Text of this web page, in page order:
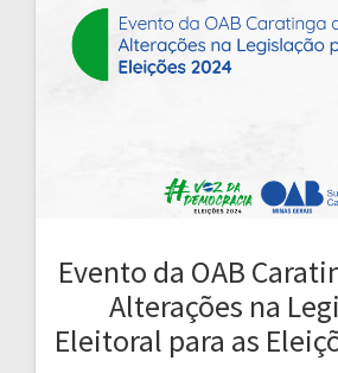
Evento da OAB
Alterações na
Eleitoral para as